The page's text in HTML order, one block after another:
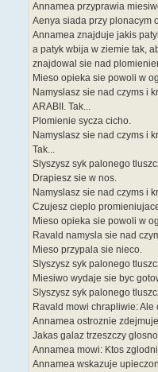
Annamea przyprawia
Aenya siada przy plonacym
Annamea znajduje jakis
a patyk wbija w ziemie tak,
znajdowal sie nad
Mieso opieka sie powoli w
Namyslasz sie nad czyms i
ARABII. Tak...
Plomienie sycza cicho.
Namyslasz sie nad czyms i
Tak...
Slyszysz syk palonego
Drapiesz sie w nos.
Namyslasz sie nad czyms i
Czujesz cieplo
Mieso opieka sie powoli w
Ravald namysla sie nad
Mieso przypala sie nieco.
Slyszysz syk palonego
Miesiwo wydaje sie byc
Slyszysz syk palonego
Ravald mowi chrapliwie: Ale
Annamea ostroznie
Jakas galaz trzeszczy
Annamea mowi: Ktos
Annamea wskazuje